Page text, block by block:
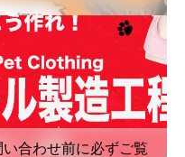
合わせ前に必ずご覧